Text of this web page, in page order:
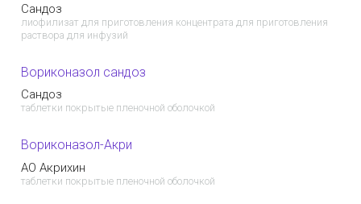
Сандоз
лиофилизат для приготовления концентрата для приготовления
раствора для инфузий
Вориконазол сандоз
Сандоз
таблетки покрытые пленочной оболочкой
Вориконазол-Акри
АО Акрихин
таблетки покрытые пленочной оболочкой